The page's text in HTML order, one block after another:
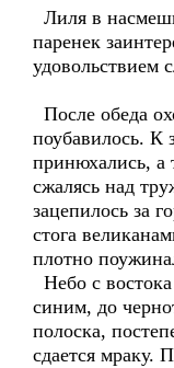
Лиля в
паренек
удовольствием
После обеда
поубавилось. К
принюхались, а
сжалясь над
зацепилось за
стога
плотно
Небо с
синим, до
полоска,
сдается мраку.